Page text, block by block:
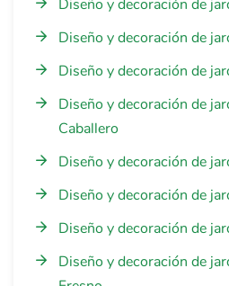
Diseño y decoración de
Diseño y decoración de
Diseño y decoración de
Diseño y decoración de
Caballero
Diseño y decoración de
Diseño y decoración de
Diseño y decoración de
Diseño y decoración de